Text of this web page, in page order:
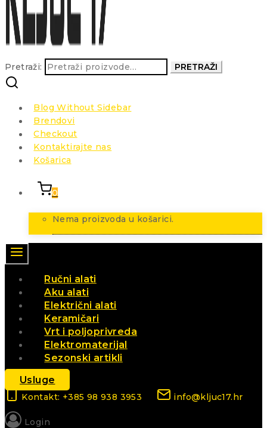
Pretraži: PRETRAŽI
Blog Without Sidebar
Brendovi
Checkout
Kontaktirajte nas
Košarica
0
Nema proizvoda u košarici.
Ručni alati
Aku alati
Električni alati
Keramičari
Vrt i poljoprivreda
Elektromaterijal
Sezonski artikli
Usluge
Kontakt: +385 98 938 3953 info@kljuc17.hr
Login